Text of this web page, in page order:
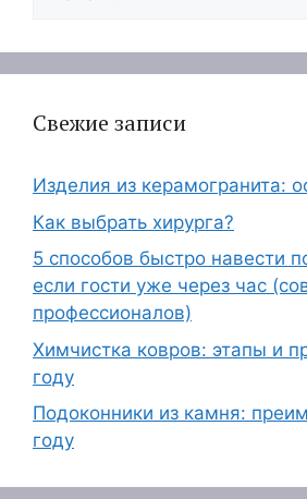
Свежие записи
Изделия из керамогранита:
Как выбрать хирурга?
5 способов быстро навести
если гости уже через час
профессионалов)
Химчистка ковров: этапы и
году
Подоконники из камня:
году